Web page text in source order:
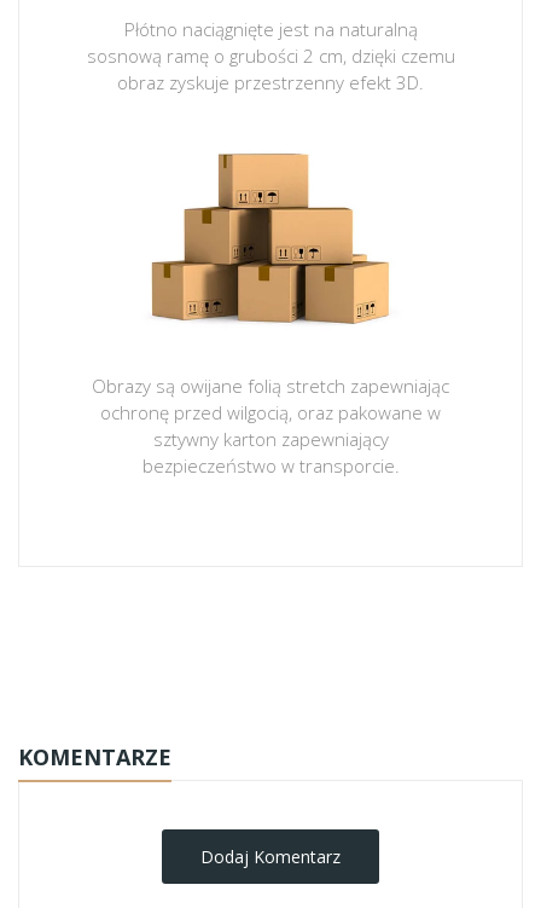
Płótno naciągnięte jest na naturalną
sosnową ramę o grubości 2 cm, dzięki czemu
obraz zyskuje przestrzenny efekt 3D.
Obrazy są owijane folią stretch zapewniając
ochronę przed wilgocią, oraz pakowane w
sztywny karton zapewniający
bezpieczeństwo w transporcie.
KOMENTARZE
Dodaj Komentarz